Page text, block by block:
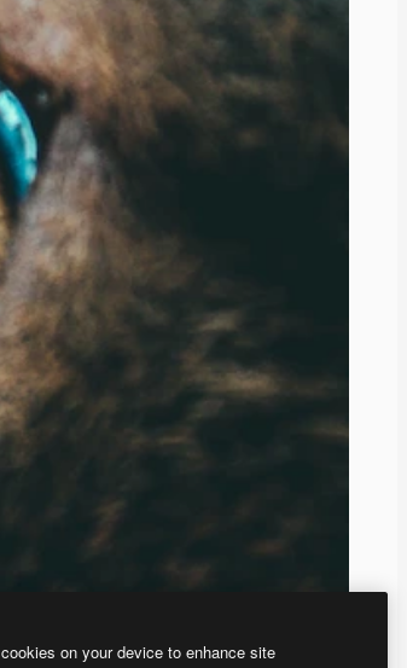
on your device to enhance site